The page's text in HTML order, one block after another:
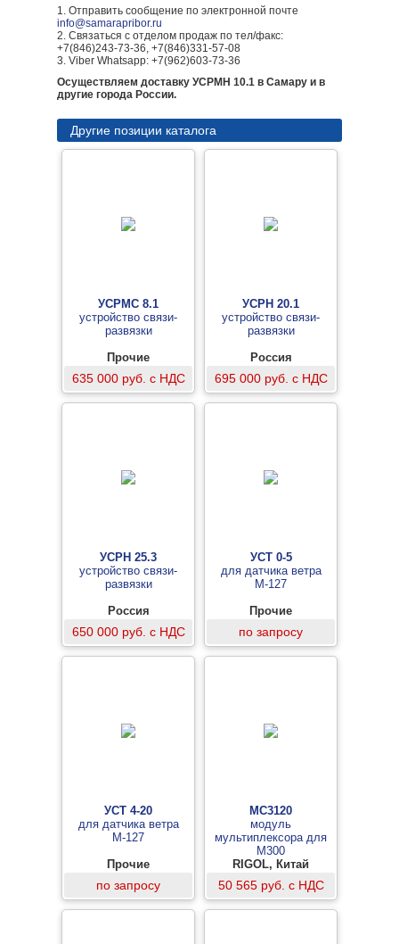
1. Отправить сообщение по электронной почте
info@samarapribor.ru
2. Связаться с отделом продаж по тел/факс:
+7(846)243-73-36, +7(846)331-57-08
3. Viber Whatsapp: +7(962)603-73-36
Осуществляем доставку УСРМН 10.1 в Самару и в
другие города России.
Другие позиции каталога
УСРМС 8.1
устройство связи-
развязки
Прочие
635 000 руб. с НДС
УСРН 20.1
устройство связи-
развязки
Россия
695 000 руб. с НДС
УСРН 25.3
устройство связи-
развязки
Россия
650 000 руб. с НДС
УСТ 0-5
для датчика ветра
М-127
Прочие
по запросу
УСТ 4-20
для датчика ветра
М-127
Прочие
по запросу
MC3120
модуль
мультиплексора для
M300
RIGOL, Китай
50 565 руб. с НДС